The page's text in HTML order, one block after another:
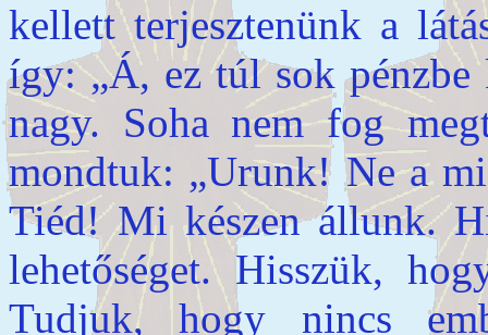
kellett terjesztenünk a
így: „Á, ez túl sok
nagy. Soha nem fog
mondtuk: „Urunk! Ne a
Tiéd! Mi készen állunk.
lehetőséget. Hisszük,
Tudjuk, hogy nincs